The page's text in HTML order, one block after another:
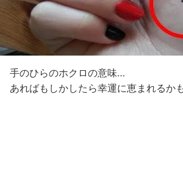
手のひらのホクロの意味…
あればもしかしたら幸運に恵まれるか